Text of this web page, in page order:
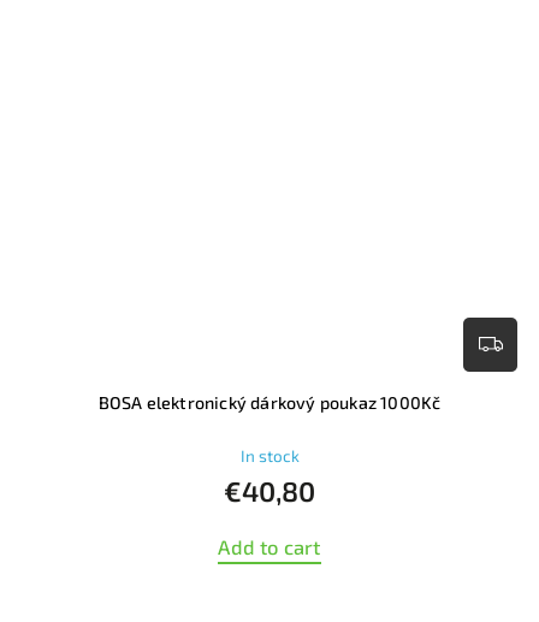
BOSA elektronický dárkový poukaz 1000Kč
In stock
€40,80
Add to cart